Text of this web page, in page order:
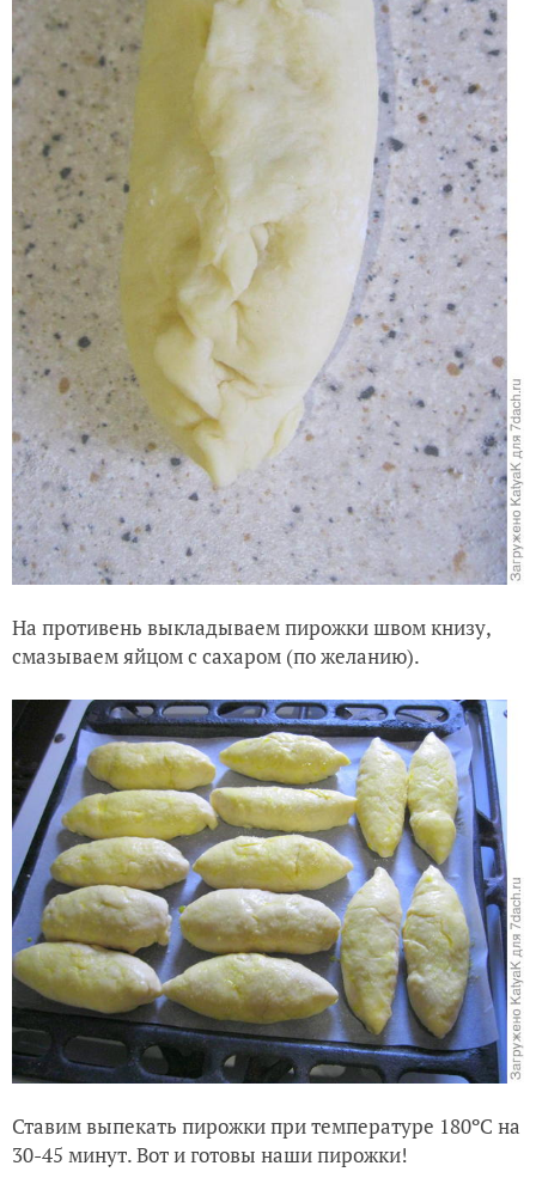
На противень выкладываем пирожкишвом книзу,
смазываем яйцом с сахаром (по желанию).
Ставим выпекать пирожки при температуре 180ºC на
30-45 минут. Вот и готовы наши пирожки!